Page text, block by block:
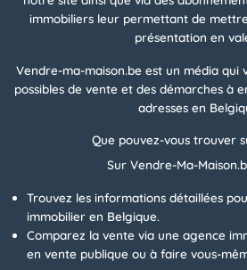
immobiliers leur permettant de
présentation en
Vendre-ma-maison.be est un média qui
possibles de vente et des démarches à
adresses en
Que pouvez-vous trouver
Sur Vendre-Ma-
Trouvez les informations détaillées
immobilier en Belgique.
Comparez la vente via une agence
en vente publique ou à faire vous-